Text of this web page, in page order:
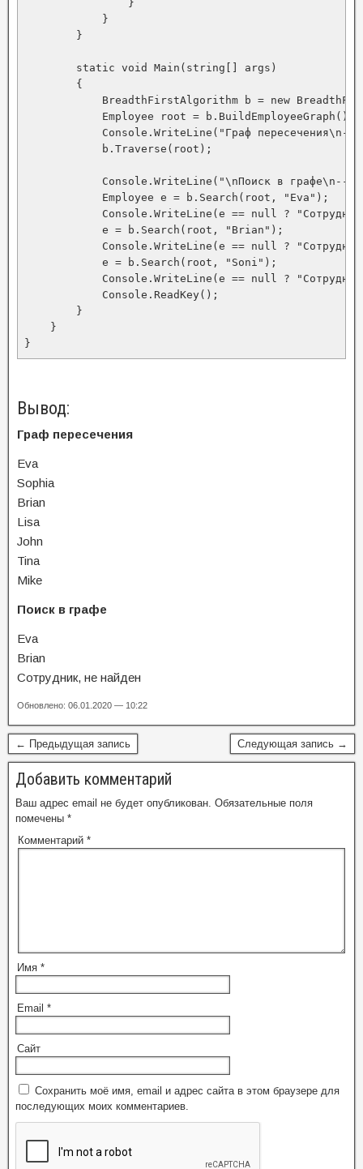
                }
            }
        }
        static void Main(string[] args)
        {
BreadthFirstAlgorithm b = new
            Employee root = b.BuildEmployeeGraph();
Console.WriteLine("Граф
            b.Traverse(root);
Console.WriteLine("\nПоиск в
            Employee e = b.Search(root, "Eva");
Console.WriteLine(e == null ?
            e = b.Search(root, "Brian");
Console.WriteLine(e == null ?
            e = b.Search(root, "Soni");
Console.WriteLine(e == null ?
            Console.ReadKey();
        }
    }
}
Вывод:
Граф пересечения
Eva
Sophia
Brian
Lisa
John
Tina
Mike
Поиск в графе
Eva
Brian
Сотрудник, не найден
Обновлено: 06.01.2020 — 10:22
← Предыдущая запись Следующая запись →
Добавить комментарий
Ваш адрес email не будет опубликован. Обязательные поля
помечены *
Комментарий *
Имя *
Email *
Сайт
Сохранить моё имя, email и адрес сайта в этом браузере для
последующих моих комментариев.